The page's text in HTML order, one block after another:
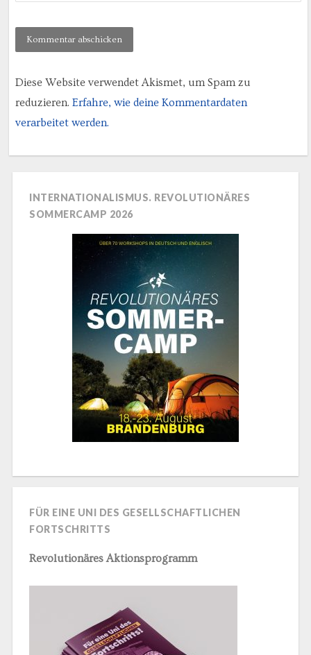
Diese Website verwendet Akismet, um Spam zu
reduzieren. Erfahre, wie deine Kommentardaten
verarbeitet werden.
INTERNATIONALISMUS. REVOLUTIONÄRES
SOMMERCAMP 2026
FÜR EINE UNI DES GESELLSCHAFTLICHEN
FORTSCHRITTS
Revolutionäres Aktionsprogramm